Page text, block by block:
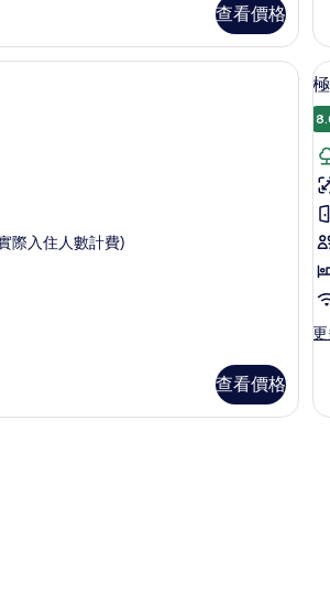
查看價格
室
的
詳
情
險箱、書桌、遮光布/窗簾套房, 露台 | 迷你吧、客房內保險箱、
際入住人數計費)
查看價格
顯
的
相
更
客